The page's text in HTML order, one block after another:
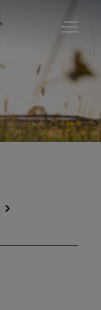
Fouad Vollmer